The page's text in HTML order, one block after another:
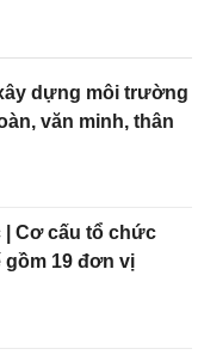
dựng môi trường
văn minh, thân
| Cơ cấu tổ chức
gồm 19 đơn vị